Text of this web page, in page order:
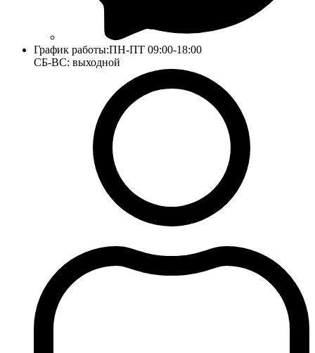
График работы:ПН-ПТ 09:00-18:00
СБ-ВС: выходной